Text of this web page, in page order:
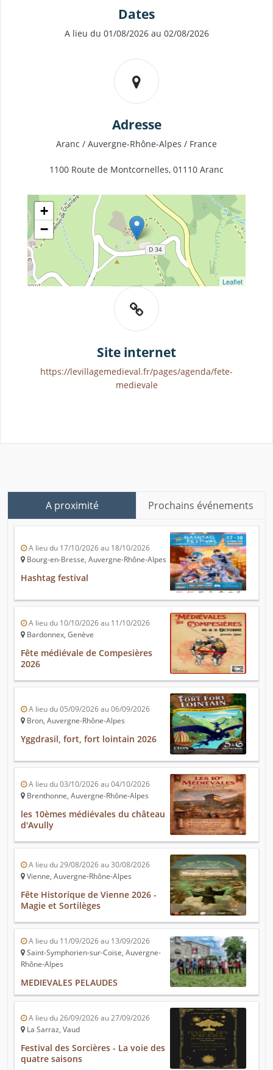
Dates
A lieu du 01/08/2026 au 02/08/2026
Adresse
Aranc / Auvergne-Rhône-Alpes / France
1100 Route de Montcornelles, 01110 Aranc
+
−
Leaflet
Site internet
https://levillagemedieval.fr/pages/agenda/fete-
medievale
A proximité Prochains événements
A lieu du 17/10/2026 au 18/10/2026
Bourg-en-Bresse, Auvergne-Rhône-Alpes
Hashtag festival
A lieu du 10/10/2026 au 11/10/2026
Bardonnex, Genève
Fête médiévale de Compesières
2026
A lieu du 05/09/2026 au 06/09/2026
Bron, Auvergne-Rhône-Alpes
Yggdrasil, fort, fort lointain 2026
A lieu du 03/10/2026 au 04/10/2026
Brenthonne, Auvergne-Rhône-Alpes
les 10èmes médiévales du château
d'Avully
A lieu du 29/08/2026 au 30/08/2026
Vienne, Auvergne-Rhône-Alpes
Fête Historique de Vienne 2026 -
Magie et Sortilèges
A lieu du 11/09/2026 au 13/09/2026
Saint-Symphorien-sur-Coise, Auvergne-
Rhône-Alpes
MEDIEVALES PELAUDES
A lieu du 26/09/2026 au 27/09/2026
La Sarraz, Vaud
Festival des Sorcières - La voie des
quatre saisons